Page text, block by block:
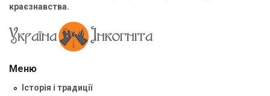
краєзнавства.
Меню
Історія і традиції